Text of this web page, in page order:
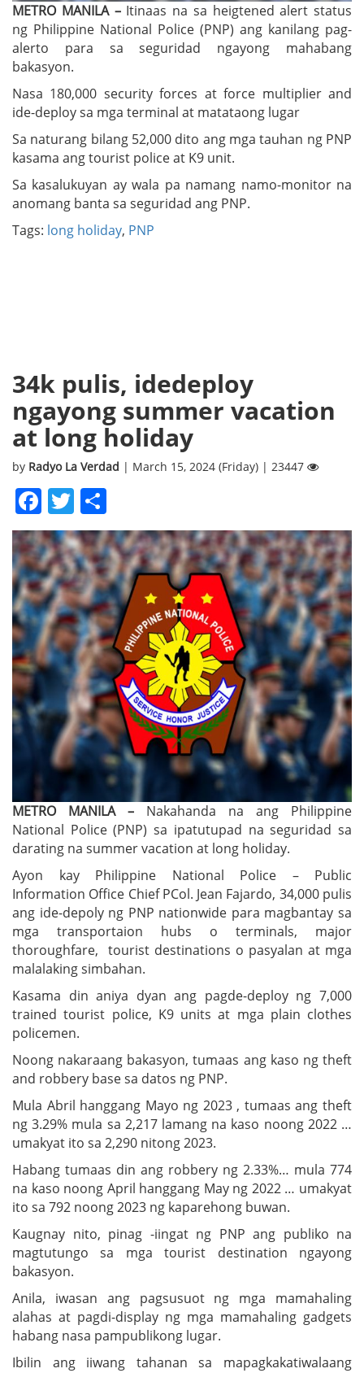
METRO MANILA – Itinaas na sa heigtened alert status
ng Philippine National Police (PNP) ang kanilang pag-
alerto para sa seguridad ngayong mahabang
bakasyon.
Nasa 180,000 security forces at force multiplier and
ide-deploy sa mga terminal at matataong lugar
Sa naturang bilang 52,000 dito ang mga tauhan ng PNP
kasama ang tourist police at K9 unit.
Sa kasalukuyan ay wala pa namang namo-monitor na
anomang banta sa seguridad ang PNP.
Tags: long holiday, PNP
34k pulis, idedeploy
ngayong summer vacation
at long holiday
by Radyo La Verdad | March 15, 2024 (Friday) | 23447
Facebook
Twitter
METRO MANILA – Nakahanda na ang Philippine
National Police (PNP) sa ipatutupad na seguridad sa
darating na summer vacation at long holiday.
Ayon kay Philippine National Police – Public
Information Office Chief PCol. Jean Fajardo, 34,000 pulis
ang ide-depoly ng PNP nationwide para magbantay sa
mga transportaion hubs o terminals, major
thoroughfare, tourist destinations o pasyalan at mga
malalaking simbahan.
Kasama din aniya dyan ang pagde-deploy ng 7,000
trained tourist police, K9 units at mga plain clothes
policemen.
Noong nakaraang bakasyon, tumaas ang kaso ng theft
and robbery base sa datos ng PNP.
Mula Abril hanggang Mayo ng 2023 , tumaas ang theft
ng 3.29% mula sa 2,217 lamang na kaso noong 2022 …
umakyat ito sa 2,290 nitong 2023.
Habang tumaas din ang robbery ng 2.33%… mula 774
na kaso noong April hanggang May ng 2022 … umakyat
ito sa 792 noong 2023 ng kaparehong buwan.
Kaugnay nito, pinag -iingat ng PNP ang publiko na
magtutungo sa mga tourist destination ngayong
bakasyon.
Anila, iwasan ang pagsusuot ng mga mamahaling
alahas at pagdi-display ng mga mamahaling gadgets
habang nasa pampublikong lugar.
Ibilin ang iiwang tahanan sa mapagkakatiwalaang